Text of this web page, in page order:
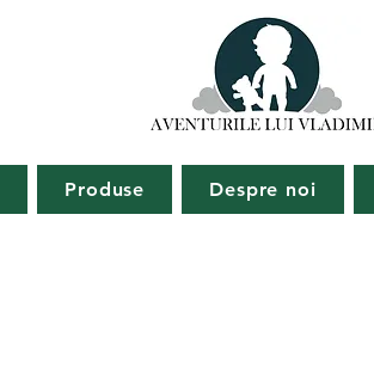
Produse Despre noi